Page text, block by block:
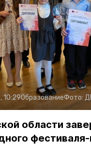
10:29ОбразованиеФото:
области